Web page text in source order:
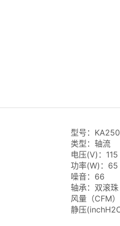
型号：
类型：轴流
电压(V)：115
功率(W)：65
噪音：66
轴承：双滚珠
风量（CFM
静压